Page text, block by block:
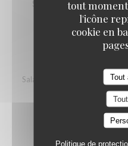
tout
l'icône
cookie en
Tout
Politique de
Salade composée -
Salade composée - Croquette